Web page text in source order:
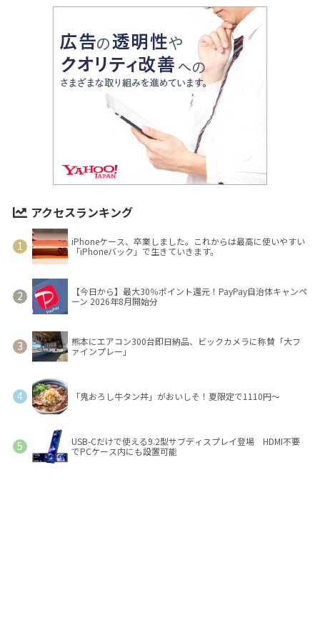
アクセスランキング
iPhoneケース、卒業しました。これからは最高に使いやすい
「iPhoneバック」で生きていきます。
【今日から】最大30％ポイント還元！PayPay自治体キャンペ
ーン 2026年8月開始分
熊本にエアコン300台即日納品、ビックカメラに称賛「大フ
ァインプレー」
「鬼おろし牛タン丼」がおいしそ！夏限定で1110円～
USB-Cだけで使える9.2型サブディスプレイ登場 HDMI不要
でPCケース内にも設置可能